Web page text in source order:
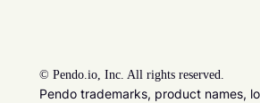
© Pendo.io, Inc. All rights reserved.
Pendo trademarks, product names,